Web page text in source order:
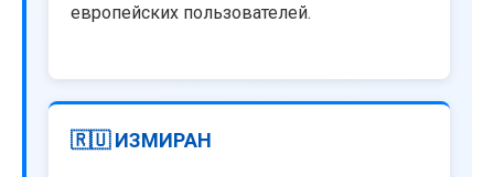
европейских пользователей.
🇷🇺 ИЗМИРАН